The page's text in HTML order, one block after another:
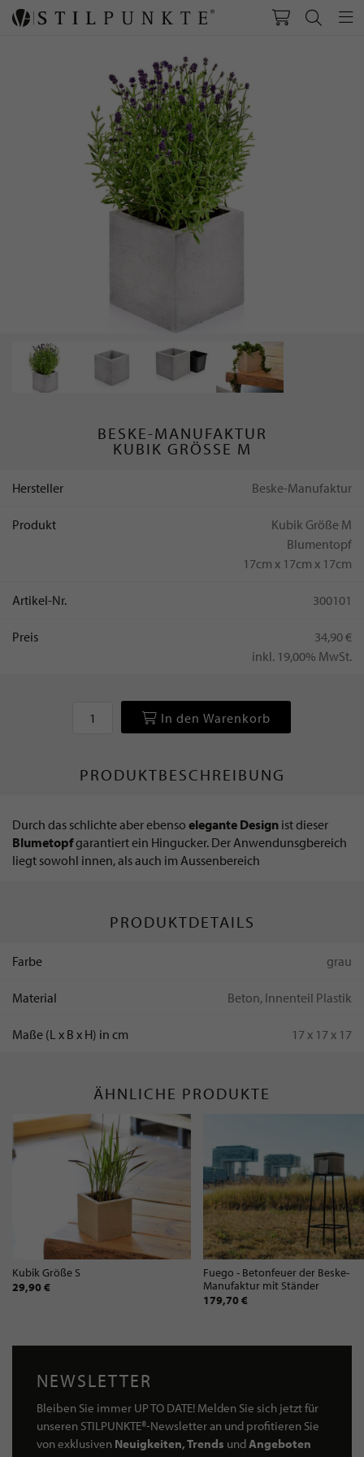
BESKE-MANUFAKTUR
KUBIK GRÖSSE M
Hersteller Beske-Manufaktur
Produkt
Kubik Größe M
Blumentopf
17cm x 17cm x 17cm
Artikel-Nr. 300101
Preis
34,90 €
inkl. 19,00% MwSt.
In den Warenkorb
PRODUKTBESCHREIBUNG
Durch das schlichte aber ebenso elegante Design ist dieser
Blumetopfgarantiert ein Hingucker. Der Anwendunsgbereich
liegt sowohl innen, als auch im Aussenbereich
PRODUKTDETAILS
Farbe grau
Material Beton, Innenteil Plastik
Maße (L x B x H) in cm 17 x 17 x 17
ÄHNLICHE PRODUKTE
Kubik Größe S
29,90 €
Fuego - Betonfeuer der Beske-
Manufaktur mit Ständer
179,70 €
NEWSLETTER
Bleiben Sie immer UP TO DATE! Melden Sie sich jetzt für
unseren STILPUNKTE®-Newsletter an und profitieren Sie
von exklusiven Neuigkeiten, Trends undAngeboten